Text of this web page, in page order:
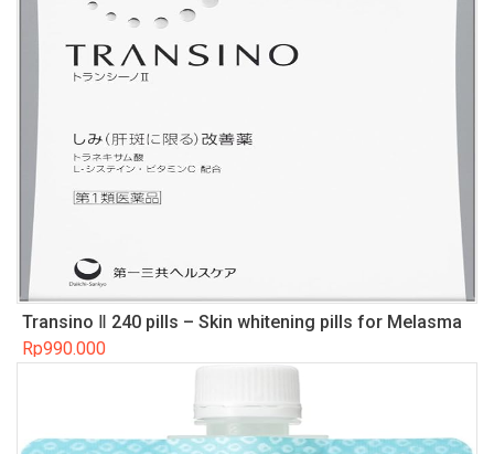
Transino Ⅱ 240 pills – Skin whitening pills for Melasma
Rp990.000